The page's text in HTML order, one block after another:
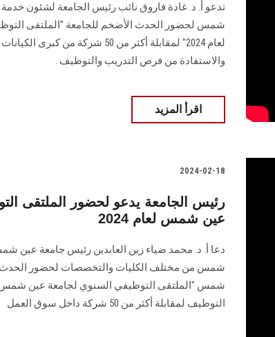
تدعو أ. د. غادة فاروق نائب رئيس الجامعة لشئون
شمس لحضور الحدث الأضخم ‏للجامعة "الملتقى
لعام 2024" لمقابلة أكثر من ‏‏50 شركة
والاستفادة من فرص التدريب والتوظيف .
اقرأ المزيد
2024-02-18
رئيس الجامعة يدعو لحضور الملتقى
عين شمس لعام 2024
دعا أ. د. محمد ضياء زين العابدين رئيس جامعة
شمس من مختلف الكليات والتخصصات لحضور الحدث
‏التوظيف‏ لمقابلة أكثر من 50 شركة داخل سوق العمل